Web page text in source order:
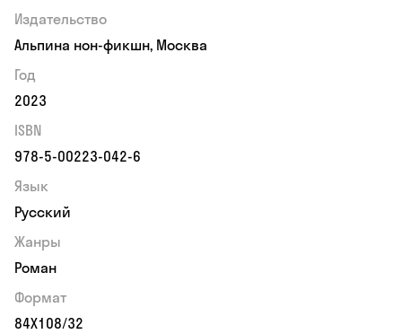
Издательство
Альпина нон-фикшн, Москва
Год
2023
ISBN
978-5-00223-042-6
Язык
Русский
Жанры
Роман
Формат
84Х108/32